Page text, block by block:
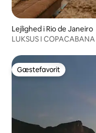
Lejlighed i Rio de Janeiro
LUKSUS I
Gæstefavorit
Gæstefavorit